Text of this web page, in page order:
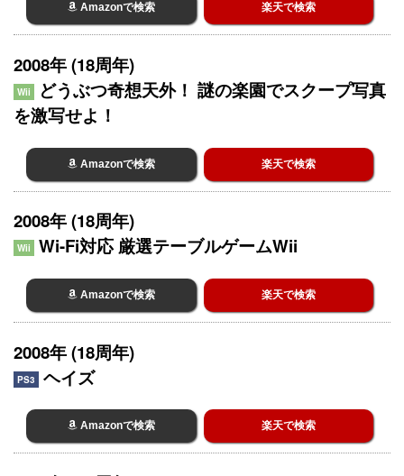
Amazonで検索 楽天で検索
2008年 (18周年)
Wii
どうぶつ奇想天外！ 謎の楽園でスクープ写真
を激写せよ！
Amazonで検索 楽天で検索
2008年 (18周年)
Wii Wi-Fi対応 厳選テーブルゲームWii
Amazonで検索 楽天で検索
2008年 (18周年)
PS3 ヘイズ
Amazonで検索 楽天で検索